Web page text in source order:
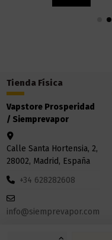
Tienda Física
Vapstore Prosperidad
/ Siemprevapor
Calle Santa Hortensia, 2,
28002, Madrid, España
+34 628282608
info@siemprevapor.com